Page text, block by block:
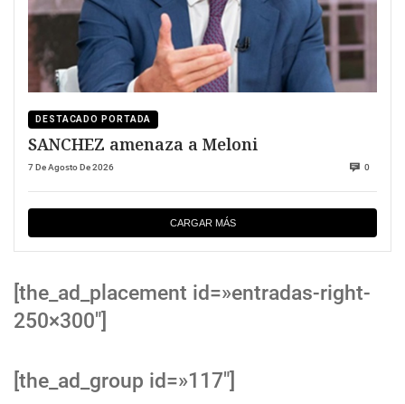
DESTACADO PORTADA
SANCHEZ amenaza a Meloni
7 De Agosto De 2026 0
CARGAR MÁS
[the_ad_placement id=»entradas-right-
250×300″]
[the_ad_group id=»117″]